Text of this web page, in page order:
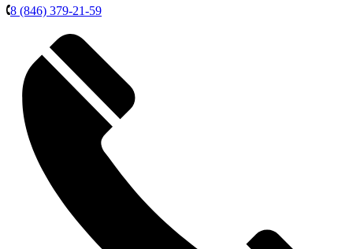
8 (846) 379-21-59